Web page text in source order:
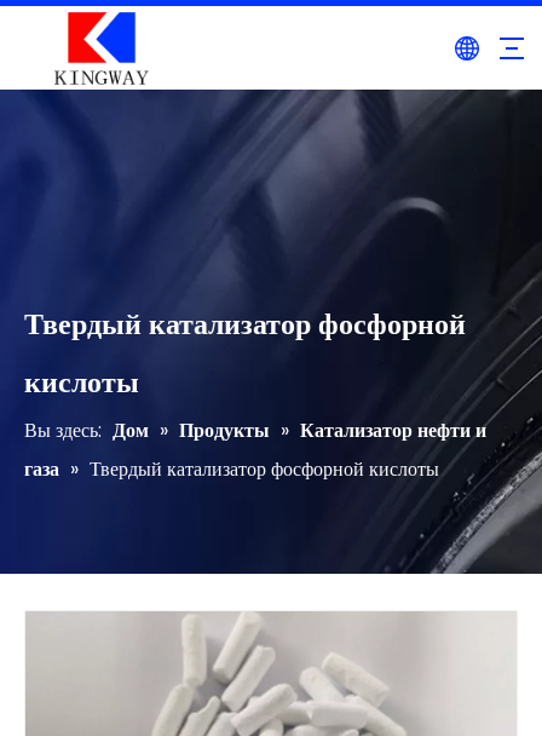
Твердый катализатор фосфорной
кислоты
Вы здесь: Дом » Продукты » Катализатор нефти и
газа » Твердый катализатор фосфорной кислоты